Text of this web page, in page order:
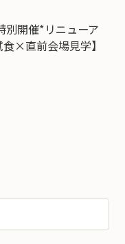
開催*リニューア
×直前会場見学】